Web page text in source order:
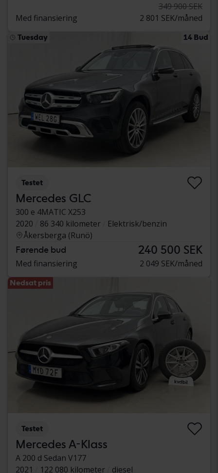
349 900 SEK
Med finansiering
2 801 SEK/måned
Tuesday 14 Bud
Testet
Mercedes GLC
300 e 4MATIC X253
2020
86 340 kilometer
Elektrisk/benzin
Åkersberga (Runö)
Førende bud 240 500 SEK
Med finansiering 2 049 SEK/måned
Nedsat pris
Testet
Mercedes A-Klass
A 200 d Sedan V177
2021
122 080 kilometer diesel